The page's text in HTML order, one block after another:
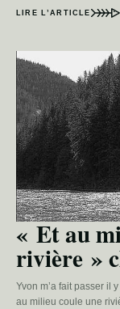
LIRE L’ARTICLE
« Et au
rivière »
Yvon m’a fait passer il
au milieu coule une